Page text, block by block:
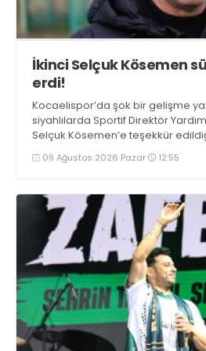
İkinci Selçuk Kösemen
erdi!
Kocaelispor’da şok bir gelişme
siyahlılarda Sportif Direktör
Selçuk Kösemen’e teşekkür
09 Ağustos 2026 Pazar 12:55